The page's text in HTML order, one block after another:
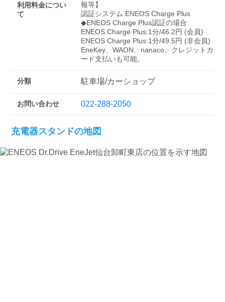
利用料金につい
て
報等】
認証システム:ENEOS Charge Plus
◆ENEOS Charge Plus認証の場合
ENEOS Charge Plus:1分/46.2円 (会員)
ENEOS Charge Plus:1分/49.5円 (非会員)
EneKey、WAON、nanaco、クレジットカ
ード支払いも可能。
分類 駐車場/カーショップ
お問い合わせ 022-288-2050
充電器スタンドの地図